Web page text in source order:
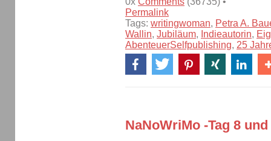
Permalink
Tags: writingwoman, Petra A.
Wallin, Jubiläum, Indieautorin,
AbenteuerSelfpublishing, 25
NaNoWriMo -Tag 8